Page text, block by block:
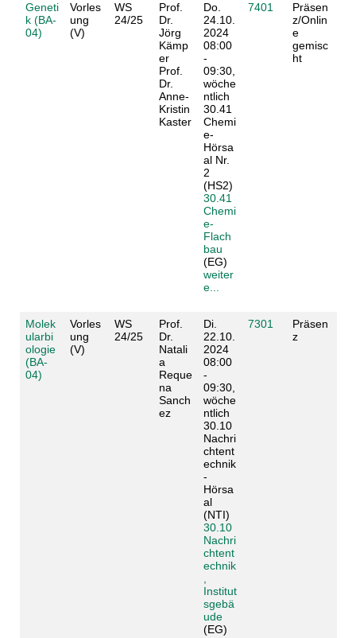
Geneti
k (BA-
04)
Vorles
ung
(V)
WS
24/25
Prof.
Dr.
Jörg
Kämp
er
Prof.
Dr.
Anne-
Kristin
Kaster
Do.
24.10.
2024
08:00
-
09:30,
wöche
ntlich
30.41
Chemi
e-
Hörsa
al Nr.
2
(HS2)
30.41
Chemi
e-
Flach
bau
(EG)
weiter
e...
7401
Präsen
z/Onlin
e
gemisc
ht
Molek
ularbi
ologie
(BA-
04)
Vorles
ung
(V)
WS
24/25
Prof.
Dr.
Natali
a
Reque
na
Sanch
ez
Di.
22.10.
2024
08:00
-
09:30,
wöche
ntlich
30.10
Nachri
chtent
echnik
-
Hörsa
al
(NTI)
30.10
Nachri
chtent
echnik
,
Institut
sgebä
ude
(EG)
7301
Präsen
z